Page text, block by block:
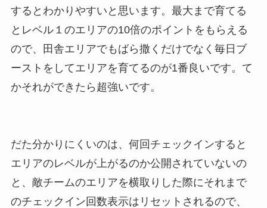
するとわかりやすいと思います。最大まで育てる
とレベル１のエリアの10倍のポイントをもらえる
ので、田舎エリアでもばら撒くだけでなく毎日ブ
ーストをしてエリアを育てるのが1番良いです。て
かそれができたら超強いです。
だた分かりにくいのは、何回チェックインすると
エリアのレベルが上がるのか公開されていないの
と、敵チームのエリアを横取りした際にそれまで
のチェックイン回数表示はリセットされるので、